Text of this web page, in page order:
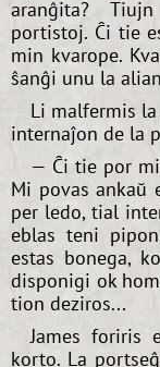
aranĝita?
portistoj. Ĉi tie
min kvarope.
ŝanĝi unu la
Li malfermis
internaĵon de la
— Ĉi tie por
Mi povas ankaŭ
per ledo, tial
eblas teni
estas bonega,
disponigi ok
tion deziros...
James foriris
korto. La